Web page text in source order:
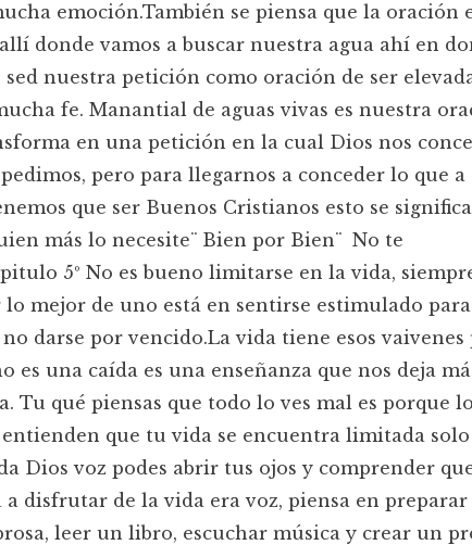
emoción.También se piensa que la oración
donde vamos a buscar nuestra agua ahí en
nuestra petición como oración de ser
fe. Manantial de aguas vivas es nuestra
en una petición en la cual Dios nos
pero para llegarnos a conceder lo que a
que ser Buenos Cristianos esto se
más lo necesite¨ Bien por Bien¨ No te
5º No es bueno limitarse en la vida,
lo mejor de uno está en sentirse estimulado
darse por vencido.La vida tiene esos vaivenes
es una caída es una enseñanza que nos deja
Tu qué piensas que todo lo ves mal es porque
que tu vida se encuentra limitada
Dios voz podes abrir tus ojos y comprender
a disfrutar de la vida era voz, piensa en
leer un libro, escuchar música y crear un